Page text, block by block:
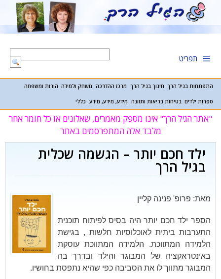
לתוכן
תפריט
התפתחות בגיל הרך חינוך בגיל הרך מרכז ההדרכה משחק ולמידה הורות ומשפחה
ספרות ילדים בטיחות בריאות ותזונה מידע, מידע, מידע כללי
"אתר הגיל הרך" אינו מספק מאמרים, שאלונים או כל חומר אחר
מלבד אלה המתפרסמים באתר
ילד חכם יותר – הגשמה שכלית
בגיל הרך
מאת: פרופ' פנינה קליין
הספר ילד חכם יותר היה בסיס לפיתוח תוכנית
התערבות ביתית לאוכלוסיות חלשות , בגישת
הלמידה המתווכת. הלמידה המתווכת עוסקת
באינטראקציה של המבוגר והילד ובדרך בה
המבוגר מתווך לו את הסביבה כפי שהיא נתפסת בחושיו.